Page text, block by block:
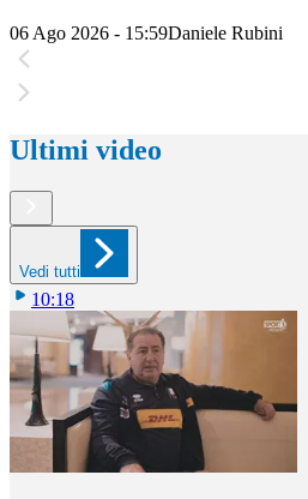
06 Ago 2026 - 15:59Daniele Rubini
Ultimi video
Vedi tutti
10:18